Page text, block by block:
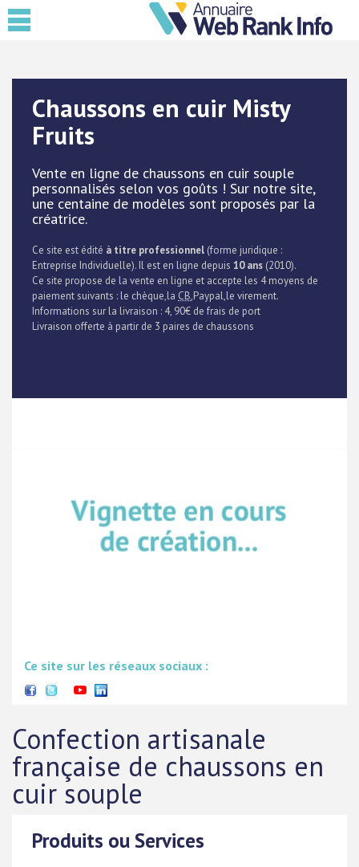
Chaussons en cuir Misty
Fruits
Vente en ligne de chaussons en cuir souple
personnalisés selon vos goûts ! Sur notre site,
une centaine de modèles sont proposés par la
créatrice.
Ce site est édité à titre professionnel (forme juridique :
Entreprise Individuelle). Il est en ligne depuis 10 ans (2010).
Ce site propose de la vente en ligne et accepte les 4 moyens de
paiement suivants : le chèque,la CB,Paypal,le virement.
Informations sur la livraison : 4, 90€ de frais de port
Livraison offerte à partir de 3 paires de chaussons
Ce site sur les réseaux sociaux :
Confection artisanale
française de chaussons en
cuir souple
Produits ou Services